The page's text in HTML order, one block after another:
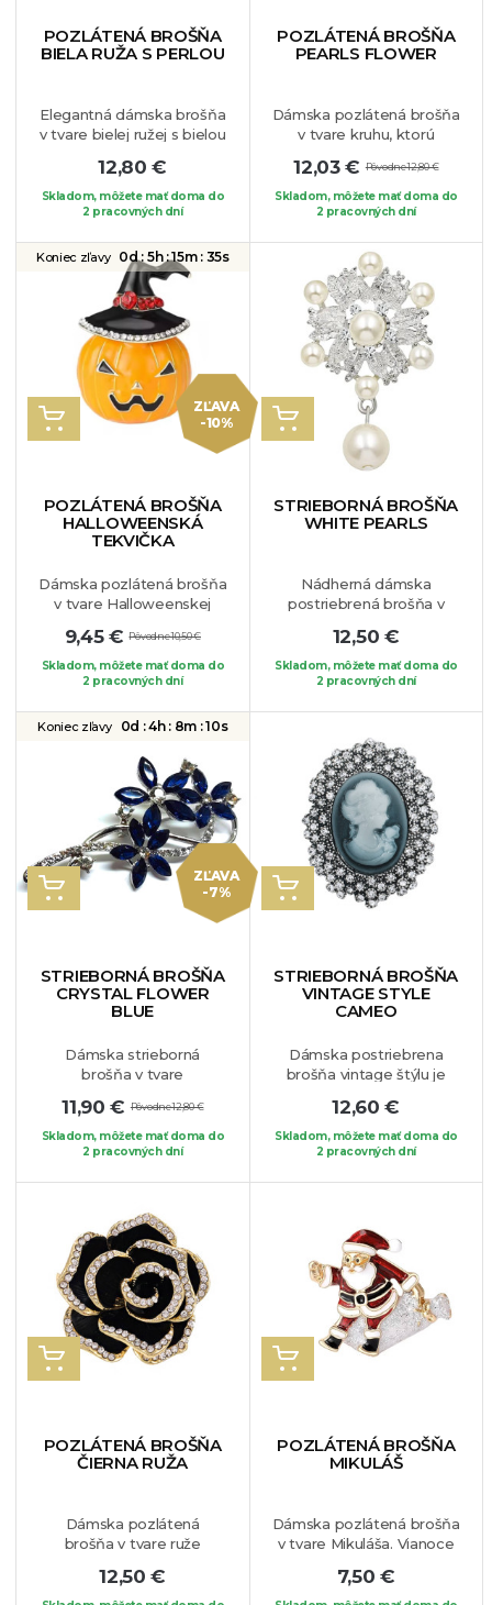
POZLÁTENÁ BROŠŇA
BIELA RUŽA S PERLOU
Elegantná dámska brošňa
v tvare bielej ružej s bielou
elegantnosť a jedinečnosť.
Dokonalý kúsok, ktorý si
zamilujete. Môžete si ju
kúsok oblečenia.
12,80 €
Skladom, môžete mať doma do
2 pracovných dní
POZLÁTENÁ BROŠŇA
PEARLS FLOWER
Dámska pozlátená brošňa
v tvare kruhu, ktorú
biele perly v strede a
drobné krištáliky po
bokoch. Tento elegantný
zamilujete. Môžete si ju
pripnúť na Váš obľúbený
kúsok oblečenia.
12,03 €Pôvodne 12,80 €
Skladom, môžete mať doma do
2 pracovných dní
ZĽAVA
-10%
VLOŽIŤ DO KOŠÍKA
Koniec zľavy 0d : 5h :15m : 34s
POZLÁTENÁ BROŠŇA
HALLOWEENSKÁ
TEKVIČKA
Dámska pozlátená brošňa
v tvare Halloweenskej
sa nezadržateľne blížia,
preto by Vám táto milá
brošnička nemala chýbať.
Váš oblúbený kúsok
9,45 €Pôvodne 10,50 €
Skladom, môžete mať doma do
2 pracovných dní
VLOŽIŤ DO KOŠÍKA
STRIEBORNÁ BROŠŇA
WHITE PEARLS
Nádherná dámska
postriebrená brošňa v
bielymi perlami a
krištálikmi. Brošňa je
vhodná na blúzku, sako
Prekrásny a jedinečný
kúsok, ktorý si okamžite
zamilujete.
12,50 €
Skladom, môžete mať doma do
2 pracovných dní
ZĽAVA
-7%
VLOŽIŤ DO KOŠÍKA
Koniec zľavy0d :4h : 8m :9s
STRIEBORNÁ BROŠŇA
CRYSTAL FLOWER
BLUE
Dámska strieborná
brošňa v tvare
kvietočkov. Veľmi
elegantný šperk vhodný
na akúkoľvek príležitosť.
oblečenia.
11,90 €Pôvodne 12,80 €
Skladom, môžete mať doma do
2 pracovných dní
VLOŽIŤ DO KOŠÍKA
STRIEBORNÁ BROŠŇA
VINTAGE STYLE
CAMEO
Dámska postriebrena
brošňa vintage štýlu je
jedinečná. Výrazné
krištáliky dodávajú brošni
eleganciu a vznešenosť.
12,60 €
Skladom, môžete mať doma do
2 pracovných dní
VLOŽIŤ DO KOŠÍKA
POZLÁTENÁ BROŠŇA
ČIERNA RUŽA
Dámska pozlátená
brošňa v tvare ruže
krištálikmi. Tento
12,50 €
VLOŽIŤ DO KOŠÍKA
POZLÁTENÁ BROŠŇA
MIKULÁŠ
Dámska pozlátená brošňa
v tvare Mikuláša. Vianoce
sviatky v roku, preto by
7,50 €